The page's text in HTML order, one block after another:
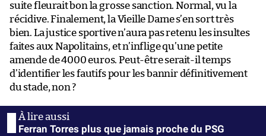
suite fleurait bon la grosse sanction. Normal, vu la
récidive. Finalement, la Vieille Dame s’en sort très
bien. La justice sportive n’aura pas retenu les insultes
faites aux Napolitains, et n’inflige qu’une petite
amende de 4000 euros. Peut-être serait-il temps
d’identifier les fautifs pour les bannir définitivement
du stade, non ?
Ferran Torres plus que jamais proche du PSG